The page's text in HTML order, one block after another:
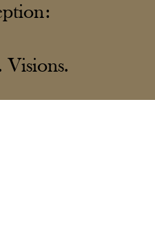
Visions.